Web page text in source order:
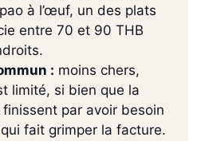
à l’œuf, un des plats
entre 70 et 90 THB
: moins chers,
limité, si bien que la
par avoir besoin
fait grimper la facture.